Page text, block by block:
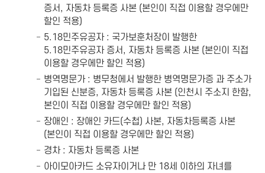
증서, 자동차 등록증 사본 (본인이 직접 이용할 경우에만
할인 적용)
5.18민주유공자 : 국가보훈처장이 발행한
5.18민주유공자 증서, 자동차 등록증 사본 (본인이 직접
이용할 경우에만 할인 적용)
병역명문가 : 병무청에서 발행한 병역명문가증 과 주소가
기입된 신분증, 자동차 등록증 사본 (인천시 주소지 한함,
본인이 직접 이용할 경우에만 할인 적용)
장애인 : 장애인 카드(수첩) 사본, 자동차등록증 사본
(본인이 직접 이용할 경우에만 할인 적용)
경차 : 자동차 등록증 사본
아이모아카드 소유자이거나 만 18세 이하의 자녀를